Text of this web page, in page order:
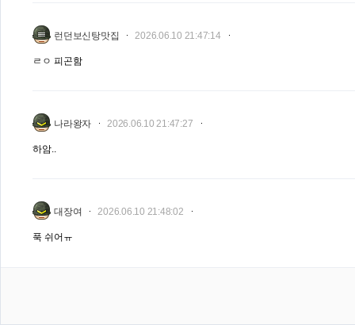
런던보신탕맛집 2026.06.10 21:47:14
ㄹㅇ 피곤함
나라왕자 2026.06.10 21:47:27
하암..
대장여 2026.06.10 21:48:02
푹 쉬어ㅠ